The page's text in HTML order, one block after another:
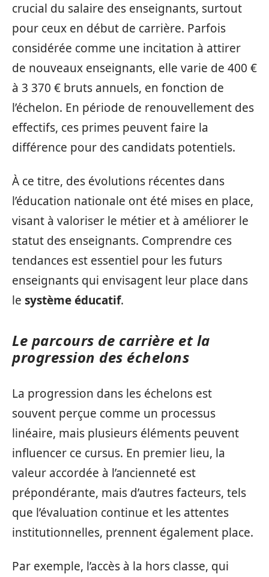
crucial du salaire des enseignants, surtout
pour ceux en début de carrière. Parfois
considérée comme une incitation à attirer
de nouveaux enseignants, elle varie de 400 €
à 3 370 € bruts annuels, en fonction de
l’échelon. En période de renouvellement des
effectifs, ces primes peuvent faire la
différence pour des candidats potentiels.
À ce titre, des évolutions récentes dans
l’éducation nationale ont été mises en place,
visant à valoriser le métier et à améliorer le
statut des enseignants. Comprendre ces
tendances est essentiel pour les futurs
enseignants qui envisagent leur place dans
le système éducatif.
Le parcours de carrière et la
progression des échelons
La progression dans les échelons est
souvent perçue comme un processus
linéaire, mais plusieurs éléments peuvent
influencer ce cursus. En premier lieu, la
valeur accordée à l’ancienneté est
prépondérante, mais d’autres facteurs, tels
que l’évaluation continue et les attentes
institutionnelles, prennent également place.
Par exemple, l’accès à la hors classe, qui